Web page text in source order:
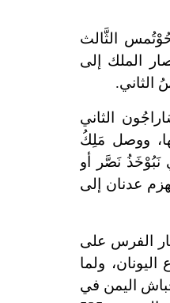
الثَّالث
الملك إلى
الثاني
ووصل مَلِكُ
نَبُوْخَذُ نَصَّر أو
عدنان إلى
الفرس على
ولما
اليمن في